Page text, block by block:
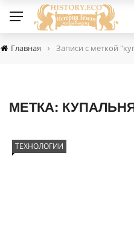
Главная › Записи с меткой
МЕТКА:
ТЕХНОЛОГИИ